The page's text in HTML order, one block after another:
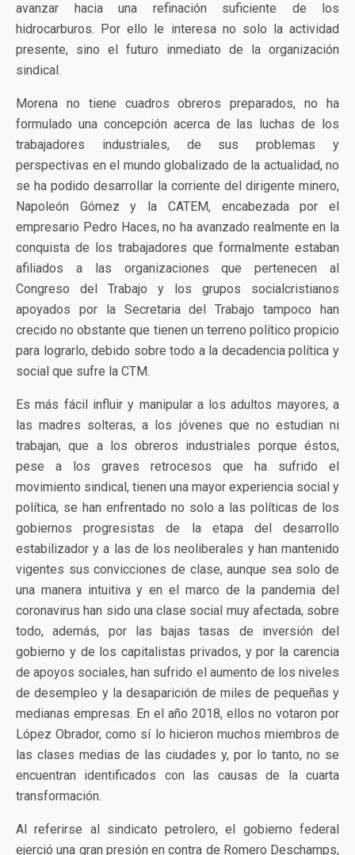
avanzar hacia una refinación suficiente de los
hidrocarburos. Por ello le interesa no solo la actividad
presente, sino el futuro inmediato de la organización
sindical.
Morena no tiene cuadros obreros preparados, no ha
formulado una concepción acerca de las luchas de los
trabajadores industriales, de sus problemas y
perspectivas en el mundo globalizado de la actualidad, no
se ha podido desarrollar la corriente del dirigente minero,
Napoleón Gómez y la CATEM, encabezada por el
empresario Pedro Haces, no ha avanzado realmente en la
conquista de los trabajadores que formalmente estaban
afiliados a las organizaciones que pertenecen al
Congreso del Trabajo y los grupos socialcristianos
apoyados por la Secretaria del Trabajo tampoco han
crecido no obstante que tienen un terreno político propicio
para lograrlo, debido sobre todo a la decadencia política y
social que sufre la CTM.
Es más fácil influir y manipular a los adultos mayores, a
las madres solteras, a los jóvenes que no estudian ni
trabajan, que a los obreros industriales porque éstos,
pese a los graves retrocesos que ha sufrido el
movimiento sindical, tienen una mayor experiencia social y
política, se han enfrentado no solo a las políticas de los
gobiernos progresistas de la etapa del desarrollo
estabilizador y a las de los neoliberales y han mantenido
vigentes sus convicciones de clase, aunque sea solo de
una manera intuitiva y en el marco de la pandemia del
coronavirus han sido una clase social muy afectada, sobre
todo, además, por las bajas tasas de inversión del
gobierno y de los capitalistas privados, y por la carencia
de apoyos sociales, han sufrido el aumento de los niveles
de desempleo y la desaparición de miles de pequeñas y
medianas empresas. En el año 2018, ellos no votaron por
López Obrador, como sí lo hicieron muchos miembros de
las clases medias de las ciudades y, por lo tanto, no se
encuentran identificados con las causas de la cuarta
transformación.
Al referirse al sindicato petrolero, el gobierno federal
ejerció una gran presión en contra de Romero Deschamps,